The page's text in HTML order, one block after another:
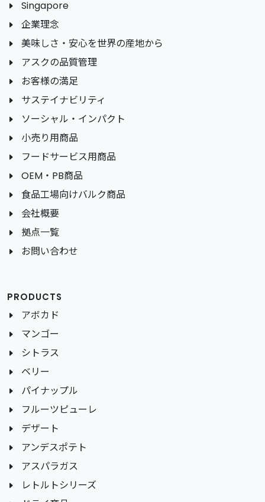
Singapore
企業理念
美味しさ・安心を世界の産地から
アスクの品質管理
お客様の満足
サステイナビリティ
ソーシャル・インパクト
小売り用商品
フードサービス用商品
OEM・PB商品
食品工場向けバルク商品
会社概要
拠点一覧
お問い合わせ
PRODUCTS
アボカド
マンゴー
シトラス
ベリー
パイナップル
フルーツピューレ
デザート
アンデスポテト
アスパラガス
レトルトシリーズ